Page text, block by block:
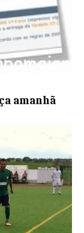
amanhã